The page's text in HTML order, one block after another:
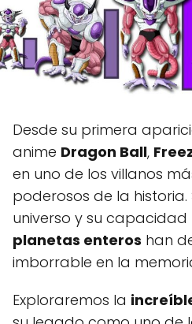
Desde su primera
anime Dragon Ball,
en uno de los villanos
poderosos de la historia.
universo y su
planetas enteros han
imborrable en la
Exploraremos la